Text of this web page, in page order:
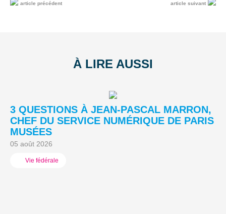
article précédent article suivant
À LIRE AUSSI
3 QUESTIONS À JEAN-PASCAL MARRON,
CHEF DU SERVICE NUMÉRIQUE DE PARIS
MUSÉES
05 août 2026
Vie fédérale